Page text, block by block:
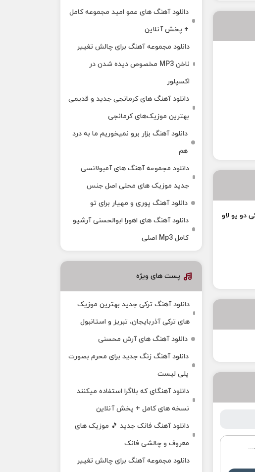
دو یو لاو
دانلود آهنگ های عمو امید مجموعه کامل
+ پخش آنلاین
دانلود مجموعه آهنگ برای چالش تغییر
ناخن MP3 مخصوص دیده شدن در
اکسپلور
دانلود آهنگ‌ های کرمانجی جدید و قدیمی
بهترین موزیک‌های کرمانجی
دانلود آهنگ بزار برو نمیخوریم ما به درد
هم
دانلود مجموعه آهنگ های آمبولانسی
جدید موزیک های محلی اصل جنس
دانلود آهنگ پوری و مهیار برای تو
دانلود آهنگ های اهورا ابوالحسنی آرشیو
کامل Mp3 اصلی
پست های ویژه
دانلود آهنگ ترکی جدید بهترین موزیک‌
های ترکی آذربایجان، تبریز و استانبول
دانلود آهنگ های آرش محسنی
دانلود آهنگ زنگ جدید برای محرم بصورت
پلی لیست
دانلود آهنگای که بلاگرا استفاده میکنند
نسخه های کامل + پخش آنلاین
دانلود آهنگ فانک جدید 🎵 موزیک‌ های
معروف و چالشی فانک
دانلود مجموعه آهنگ برای چالش تغییر